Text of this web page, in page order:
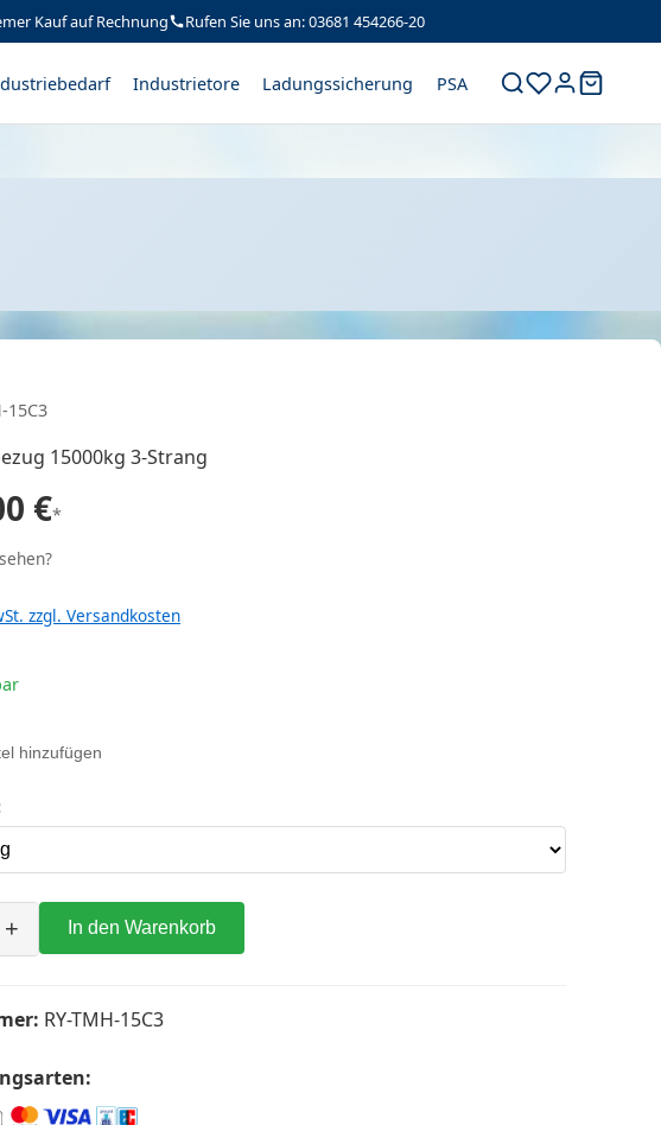
Kauf auf Rechnung Rufen Sie uns an: 03681 454266-20
Industrietore Ladungssicherung PSA
15C3
15000kg 3-Strang
€*
zzgl. Versandkosten
hinzufügen
+ In den Warenkorb
RY-TMH-15C3